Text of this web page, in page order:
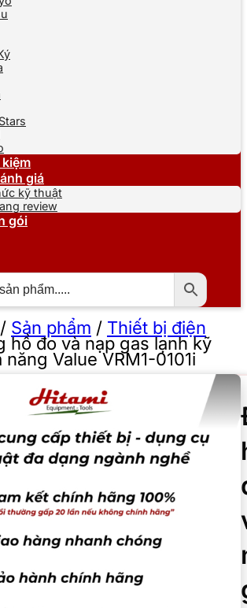
giá
kỹ thuật
review
gói
/ Sản phẩm / Thiết bị điện
hồ đo và nạp gas lạnh kỹ
Value VRM1-0101i